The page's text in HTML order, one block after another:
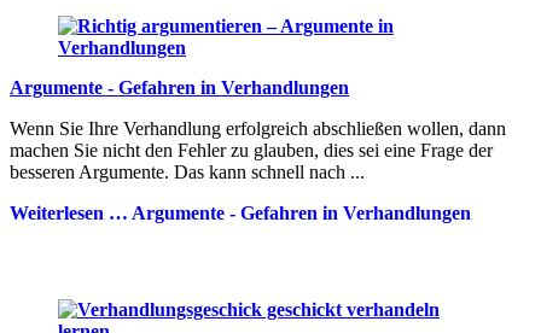
Argumente - Gefahren in Verhandlungen
Wenn Sie Ihre Verhandlung erfolgreich abschließen wollen, dann
machen Sie nicht den Fehler zu glauben, dies sei eine Frage der
besseren Argumente. Das kann schnell nach ...
Weiterlesen … Argumente - Gefahren in Verhandlungen